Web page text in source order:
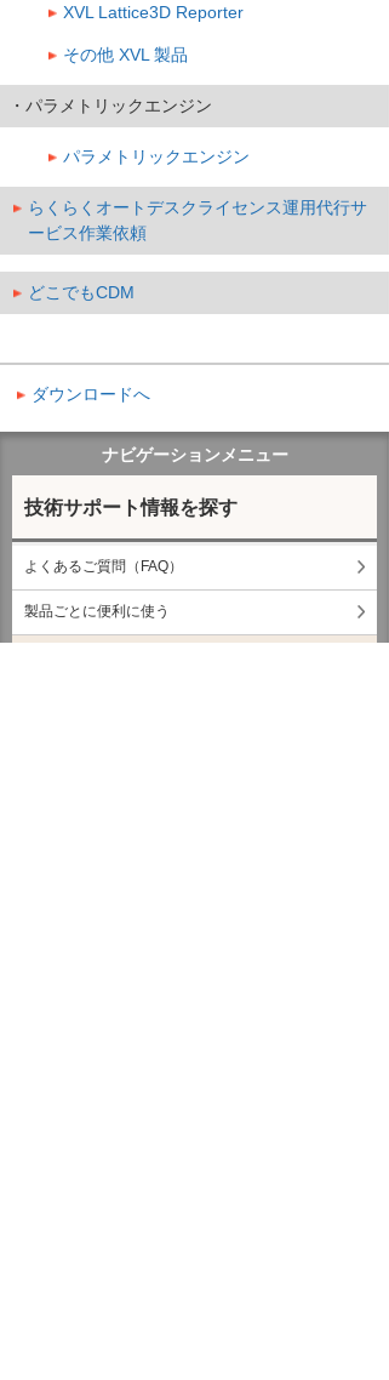
XVL Lattice3D Reporter
その他 XVL 製品
・パラメトリックエンジン
パラメトリックエンジン
らくらくオートデスクライセンス運用代行サ
ービス作業依頼
どこでもCDM
ダウンロードへ
ナビゲーションメニュー
技術サポート情報を探す
よくあるご質問（FAQ）
製品ごとに便利に使う